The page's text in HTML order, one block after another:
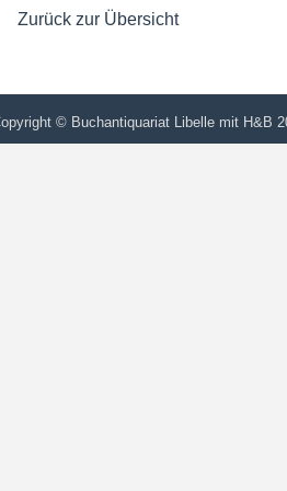
Zurück zur Übersicht
© Buchantiquariat Libelle mit H&B